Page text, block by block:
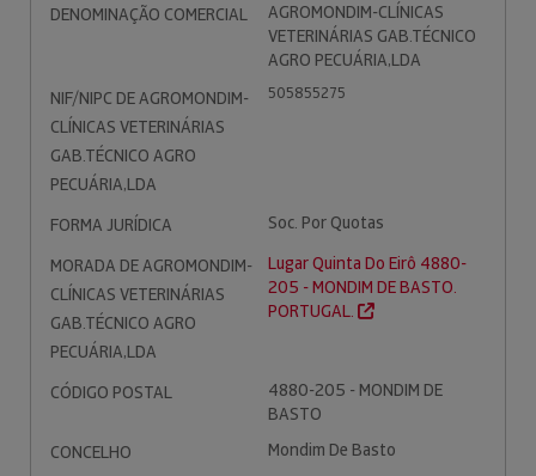
DENOMINAÇÃO COMERCIAL
AGROMONDIM-CLÍNICAS
VETERINÁRIAS GAB.TÉCNICO
AGRO PECUÁRIA,LDA
NIF/NIPC DE AGROMONDIM-
CLÍNICAS VETERINÁRIAS
GAB.TÉCNICO AGRO
PECUÁRIA,LDA
505855275
FORMA JURÍDICA
Soc. Por Quotas
MORADA DE AGROMONDIM-
CLÍNICAS VETERINÁRIAS
GAB.TÉCNICO AGRO
PECUÁRIA,LDA
Lugar Quinta Do Eirô 4880-
205 - MONDIM DE BASTO.
PORTUGAL.
CÓDIGO POSTAL
4880-205 - MONDIM DE
BASTO
CONCELHO
Mondim De Basto